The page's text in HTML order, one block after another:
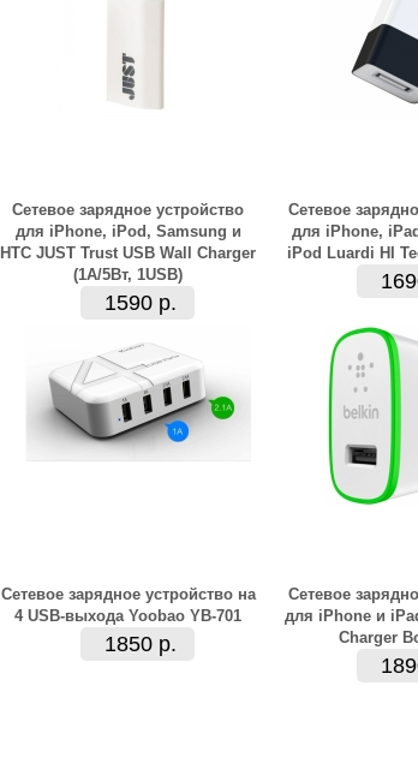
Сетевое зарядное устройство
для iPhone, iPod, Samsung и
HTC JUST Trust USB Wall Charger
(1А/5Вт, 1USB)
1590 р.
Сетевое
для iPhone,
iPod Luardi HI
Сетевое зарядное устройство на
4 USB-выхода Yoobao YB-701
1850 р.
Сетевое
для iPhone и
Charger